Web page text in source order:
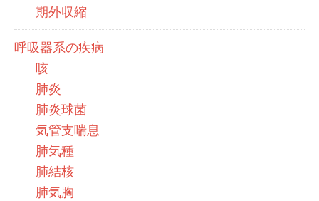
期外収縮
呼吸器系の疾病
咳
肺炎
肺炎球菌
気管支喘息
肺気種
肺結核
肺気胸